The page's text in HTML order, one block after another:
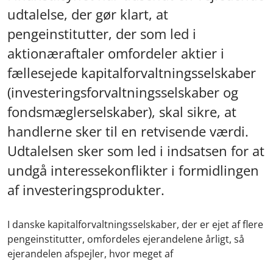
udtalelse, der gør klart, at
pengeinstitutter, der som led i
aktionæraftaler omfordeler aktier i
fællesejede kapitalforvaltningsselskaber
(investeringsforvaltningsselskaber og
fondsmæglerselskaber), skal sikre, at
handlerne sker til en retvisende værdi.
Udtalelsen sker som led i indsatsen for at
undgå interessekonflikter i formidlingen
af investeringsprodukter.
I danske kapitalforvaltningsselskaber, der er ejet af flere
pengeinstitutter, omfordeles ejerandelene årligt, så
ejerandelen afspejler, hvor meget af